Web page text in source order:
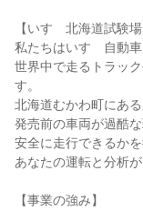
【いすゞ北海道試験
私たちはいすゞ自動
世界中で走るトラッ
す。
北海道むかわ町にあ
発売前の車両が過酷
安全に走行できるか
あなたの運転と分析
【事業の強み】